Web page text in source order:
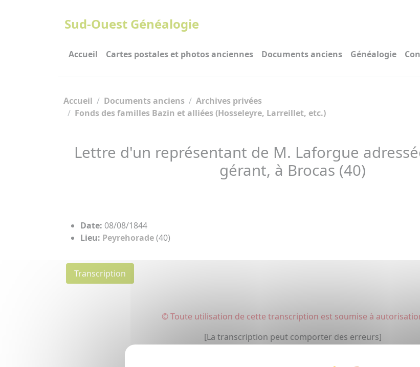
Sud-Ouest Généalogie
Accueil Cartes postales et photos anciennes Documents anciens Généalogie
Accueil Documents anciens
Archives privées
Fonds des familles Bazin et alliées (Hosseleyre, Larreillet, etc.)
Lettre d'un représentant de M. Laforgue
gérant, à Brocas (40)
Date: 08/08/1844
Lieu: Peyrehorade(40)
Transcription
© Toute utilisation de cette transcription est soumise à
[La transcription peut comporter des erreurs]